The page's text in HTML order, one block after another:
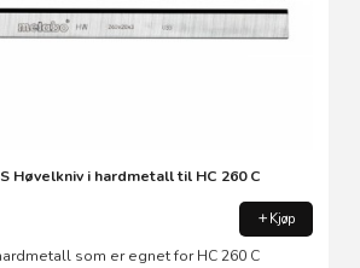
Høvelkniv i hardmetall til HC 260 C
Kjøp
som er egnet for HC 260 C